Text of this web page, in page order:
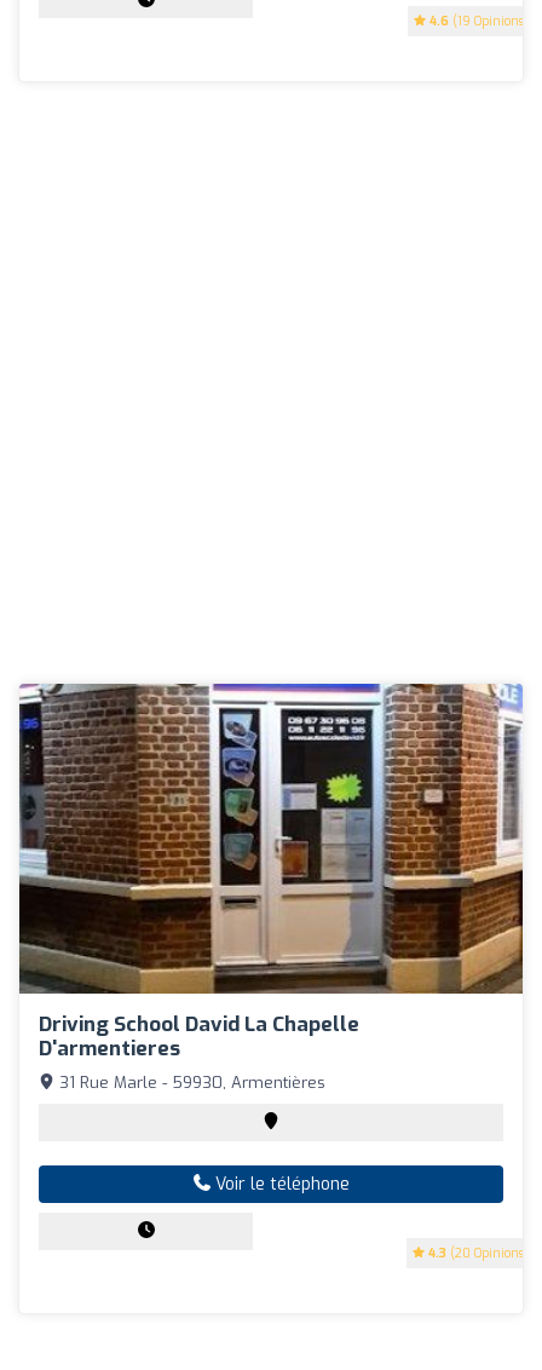
4.6 (19 Opinions)
Driving School David La Chapelle
D'armentieres
4.3 (20 Opinions)
31 Rue Marle - 59930, Armentières
Voir le téléphone